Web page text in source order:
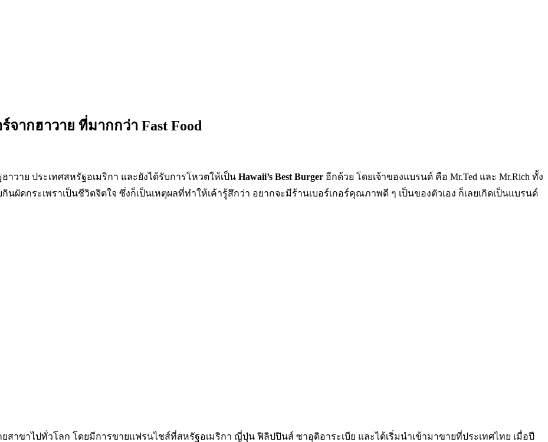
จากฮาวาย ที่มากกว่า Fast Food
าวาย ประเทศสหรัฐอเมริกา และยังได้รับการโหวตให้เป็น Hawaii’s Best Burger อีกด้วย โดยเจ้าของแบรนด์ คือ Mr.Ted และ Mr.Rich ทั้ง
นผัดกระเพราเป็นชีวิตจิตใจ ซึ่งก็เป็นเหตุผลที่ทำให้เค้ารู้สึกว่า อยากจะมีร้านเบอร์เกอร์คุณภาพดี ๆ เป็นของตัวเอง ก็เลยเกิดเป็นแบรนด์
สาขาไปทั่วโลก โดยมีการขายแฟรนไชส์ที่สหรัฐอเมริกา ญี่ปุ่น ฟิลิปปินส์ ซาอุดิอาระเบีย และได้เริ่มนำเข้ามาขายที่ประเทศไทย เมื่อปี